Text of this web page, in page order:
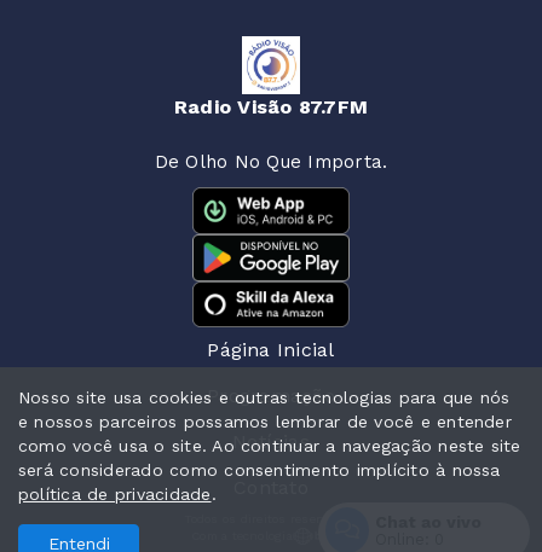
Radio Visão 87.7FM
De Olho No Que Importa.
Página Inicial
Programação
Notícias
Nosso site usa cookies e outras tecnologias para que nós
e nossos parceiros possamos lembrar de você e entender
como você usa o site. Ao continuar a navegação neste site
será considerado como consentimento implícito à nossa
política de privacidade.
Entendi